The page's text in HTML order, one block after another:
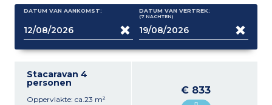
DATUM VAN AANKOMST: DATUM VAN VERTREK:
(7 NACHTEN)
Stacaravan 4
personen
Oppervlakte: ca.23 m²
€ 833